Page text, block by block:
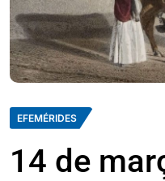
EFEMÉRIDES
14 de